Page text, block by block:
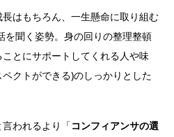
はもちろん、一生懸命に取り組む
を聞く姿勢。身の回りの整理整頓
とにサポートしてくれる人や味
クトができる)のしっかりとした
言われるより「コンフィアンサの選